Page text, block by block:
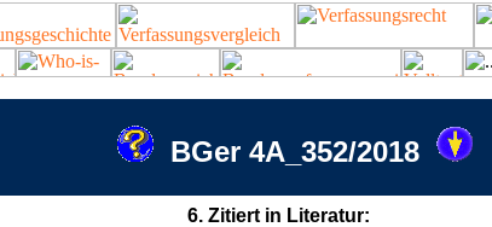
BGer 4A_352/2018
6. Zitiert in Literatur: